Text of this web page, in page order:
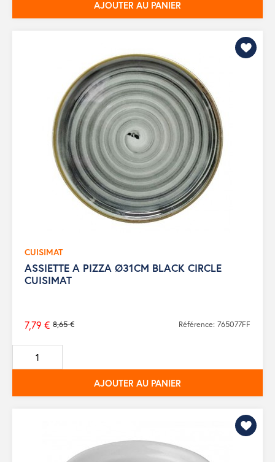
AJOUTER AU PANIER
CUISIMAT
ASSIETTE A PIZZA Ø31CM BLACK CIRCLE
CUISIMAT
Prix
de
base
8,65 €
7,79 € Référence: 765077FF
AJOUTER AU PANIER